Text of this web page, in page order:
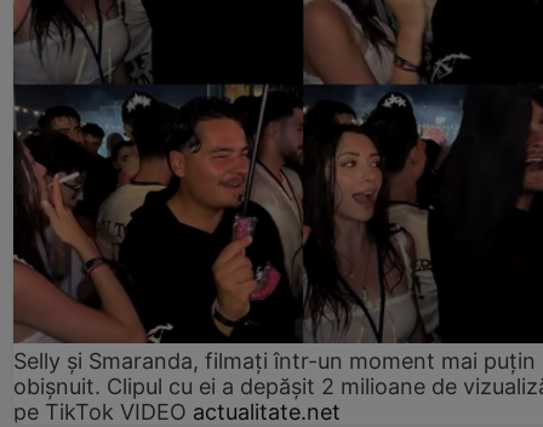
Selly și Smaranda, filmați într-un moment mai puțin
obișnuit. Clipul cu ei a depășit 2 milioane de
pe TikTok VIDEO actualitate.net